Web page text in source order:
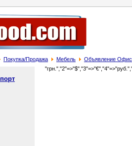
Покупка/Продажа Мебель Объявление